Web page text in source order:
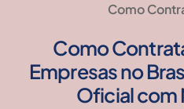
Como
Como
Empresas no
Oficial com